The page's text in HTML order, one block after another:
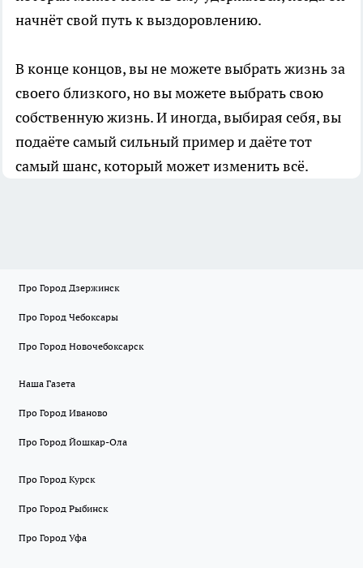
начнёт свой путь к выздоровлению.
В конце концов, вы не можете выбрать жизнь за
своего близкого, но вы можете выбрать свою
собственную жизнь. И иногда, выбирая себя, вы
подаёте самый сильный пример и даёте тот
самый шанс, который может изменить всё.
Про Город Дзержинск
Про Город Чебоксары
Про Город Новочебоксарск
Наша Газета
Про Город Иваново
Про Город Йошкар-Ола
Про Город Курск
Про Город Рыбинск
Про Город Уфа